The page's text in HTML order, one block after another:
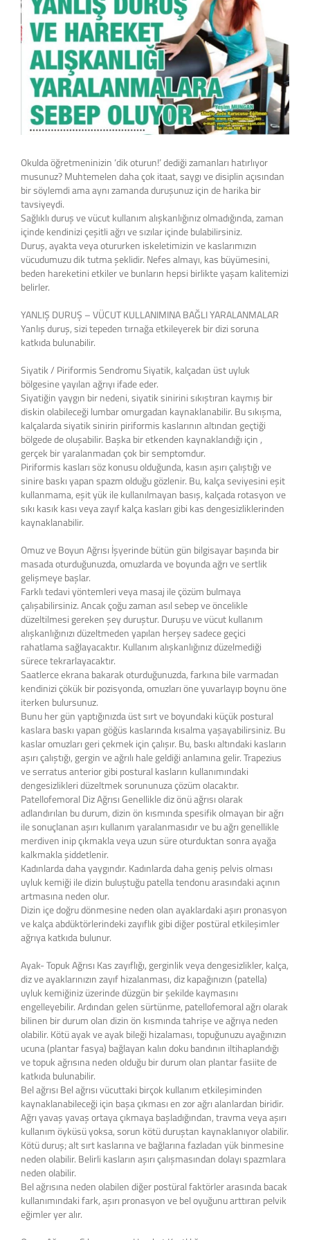
Okulda öğretmeninizin ‘dik oturun!’ dediği zamanları hatırlıyor
musunuz? Muhtemelen daha çok itaat, saygı ve disiplin açısından
bir söylemdi ama aynı zamanda duruşunuz için de harika bir
tavsiyeydi.
Sağlıklı duruş ve vücut kullanım alışkanlığınız olmadığında, zaman
içinde kendinizi çeşitli ağrı ve sızılar içinde bulabilirsiniz.
Duruş, ayakta veya otururken iskeletimizin ve kaslarımızın
vücudumuzu dik tutma şeklidir. Nefes almayı, kas büyümesini,
beden hareketini etkiler ve bunların hepsi birlikte yaşam kalitemizi
belirler.
YANLIŞ DURUŞ – VÜCUT KULLANIMINA BAĞLI YARALANMALAR
Yanlış duruş, sizi tepeden tırnağa etkileyerek bir dizi soruna
katkıda bulunabilir.
Siyatik / Piriformis Sendromu Siyatik, kalçadan üst uyluk
bölgesine yayılan ağrıyı ifade eder.
Siyatiğin yaygın bir nedeni, siyatik sinirini sıkıştıran kaymış bir
diskin olabileceği lumbar omurgadan kaynaklanabilir. Bu sıkışma,
kalçalarda siyatik sinirin piriformis kaslarının altından geçtiği
bölgede de oluşabilir. Başka bir etkenden kaynaklandığı için ,
gerçek bir yaralanmadan çok bir semptomdur.
Piriformis kasları söz konusu olduğunda, kasın aşırı çalıştığı ve
sinire baskı yapan spazm olduğu gözlenir. Bu, kalça seviyesini eşit
kullanmama, eşit yük ile kullanılmayan basış, kalçada rotasyon ve
sıkı kasık kası veya zayıf kalça kasları gibi kas dengesizliklerinden
kaynaklanabilir.
Omuz ve Boyun Ağrısı İşyerinde bütün gün bilgisayar başında bir
masada oturduğunuzda, omuzlarda ve boyunda ağrı ve sertlik
gelişmeye başlar.
Farklı tedavi yöntemleri veya masaj ile çözüm bulmaya
çalışabilirsiniz. Ancak çoğu zaman asıl sebep ve öncelikle
düzeltilmesi gereken şey duruştur. Duruşu ve vücut kullanım
alışkanlığınızı düzeltmeden yapılan herşey sadece geçici
rahatlama sağlayacaktır. Kullanım alışkanlığınız düzelmediği
sürece tekrarlayacaktır.
Saatlerce ekrana bakarak oturduğunuzda, farkına bile varmadan
kendinizi çökük bir pozisyonda, omuzları öne yuvarlayıp boynu öne
iterken bulursunuz.
Bunu her gün yaptığınızda üst sırt ve boyundaki küçük postural
kaslara baskı yapan göğüs kaslarında kısalma yaşayabilirsiniz. Bu
kaslar omuzları geri çekmek için çalışır. Bu, baskı altındaki kasların
aşırı çalıştığı, gergin ve ağrılı hale geldiği anlamına gelir. Trapezius
ve serratus anterior gibi postural kasların kullanımındaki
dengesizlikleri düzeltmek sorununuza çözüm olacaktır.
Patellofemoral Diz Ağrısı Genellikle diz önü ağrısı olarak
adlandırılan bu durum, dizin ön kısmında spesifik olmayan bir ağrı
ile sonuçlanan aşırı kullanım yaralanmasıdır ve bu ağrı genellikle
merdiven inip çıkmakla veya uzun süre oturduktan sonra ayağa
kalkmakla şiddetlenir.
Kadınlarda daha yaygındır. Kadınlarda daha geniş pelvis olması
uyluk kemiği ile dizin buluştuğu patella tendonu arasındaki açının
artmasına neden olur.
Dizin içe doğru dönmesine neden olan ayaklardaki aşırı pronasyon
ve kalça abdüktörlerindeki zayıflık gibi diğer postüral etkileşimler
ağrıya katkıda bulunur.
Ayak- Topuk Ağrısı Kas zayıflığı, gerginlik veya dengesizlikler, kalça,
diz ve ayaklarınızın zayıf hizalanması, diz kapağınızın (patella)
uyluk kemiğiniz üzerinde düzgün bir şekilde kaymasını
engelleyebilir. Ardından gelen sürtünme, patellofemoral ağrı olarak
bilinen bir durum olan dizin ön kısmında tahrişe ve ağrıya neden
olabilir. Kötü ayak ve ayak bileği hizalaması, topuğunuzu ayağınızın
ucuna (plantar fasya) bağlayan kalın doku bandının iltihaplandığı
ve topuk ağrısına neden olduğu bir durum olan plantar fasiite de
katkıda bulunabilir.
Bel ağrısı Bel ağrısı vücuttaki birçok kullanım etkileşiminden
kaynaklanabileceği için başa çıkması en zor ağrı alanlardan biridir.
Ağrı yavaş yavaş ortaya çıkmaya başladığından, travma veya aşırı
kullanım öyküsü yoksa, sorun kötü duruştan kaynaklanıyor olabilir.
Kötü duruş; alt sırt kaslarına ve bağlarına fazladan yük binmesine
neden olabilir. Belirli kasların aşırı çalışmasından dolayı spazmlara
neden olabilir.
Bel ağrısına neden olabilen diğer postüral faktörler arasında bacak
kullanımındaki fark, aşırı pronasyon ve bel oyuğunu arttıran pelvik
eğimler yer alır.